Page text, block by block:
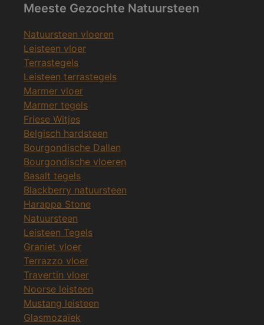
Meeste Gezochte Natuursteen
Natuursteen vloeren
Leisteen vloer
Terrastegels
Leisteen terrastegels
Marmer vloer
Marmer tegels
Friese Witjes
Belgisch hardsteen
Bourgondische Dallen
Bourgondische vloeren
Basalt tegels
Blackberry natuursteen
Harappa Stone
Natuursteen
Leisteen Tegels
Graniet vloer
Terrazzo vloer
Travertin vloer
Noorse leisteen
Mustang leisteen
Glasmozaïek